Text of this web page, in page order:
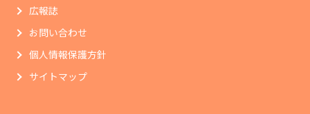
広報誌
お問い合わせ
個人情報保護方針
サイトマップ